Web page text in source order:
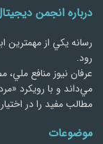
درباره انجمن
رسانه يكي از
رود.
عرفان نیوز منافع
مي‌داند و با رويكرد
مطالب مفید را در
موضوعات